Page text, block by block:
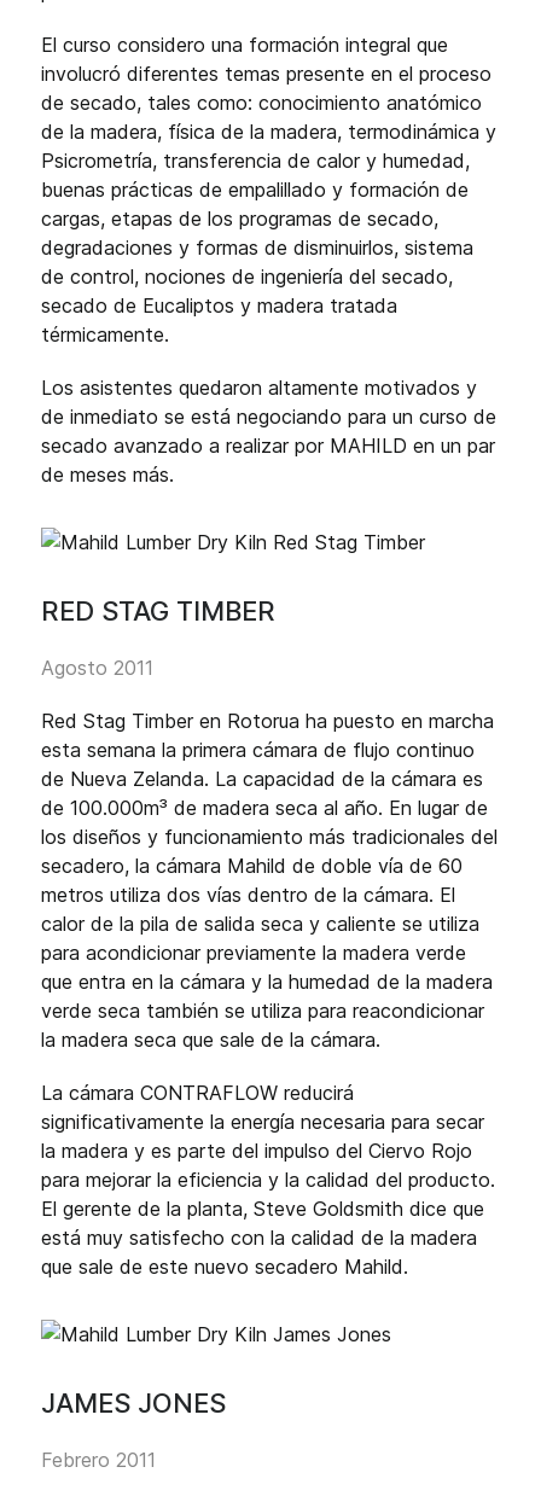
El curso considero una formación integral que
involucró diferentes temas presente en el proceso
de secado, tales como: conocimiento anatómico
de la madera, física de la madera, termodinámica y
Psicrometría, transferencia de calor y humedad,
buenas prácticas de empalillado y formación de
cargas, etapas de los programas de secado,
degradaciones y formas de disminuirlos, sistema
de control, nociones de ingeniería del secado,
secado de Eucaliptos y madera tratada
térmicamente.
Los asistentes quedaron altamente motivados y
de inmediato se está negociando para un curso de
secado avanzado a realizar por MAHILD en un par
de meses más.
RED STAG TIMBER
Agosto 2011
Red Stag Timber en Rotorua ha puesto en marcha
esta semana la primera cámara de flujo continuo
de Nueva Zelanda. La capacidad de la cámara es
de 100.000m³ de madera seca al año. En lugar de
los diseños y funcionamiento más tradicionales del
secadero, la cámara Mahild de doble vía de 60
metros utiliza dos vías dentro de la cámara. El
calor de la pila de salida seca y caliente se utiliza
para acondicionar previamente la madera verde
que entra en la cámara y la humedad de la madera
verde seca también se utiliza para reacondicionar
la madera seca que sale de la cámara.
La cámara CONTRAFLOW reducirá
significativamente la energía necesaria para secar
la madera y es parte del impulso del Ciervo Rojo
para mejorar la eficiencia y la calidad del producto.
El gerente de la planta, Steve Goldsmith dice que
está muy satisfecho con la calidad de la madera
que sale de este nuevo secadero Mahild.
JAMES JONES
Febrero 2011